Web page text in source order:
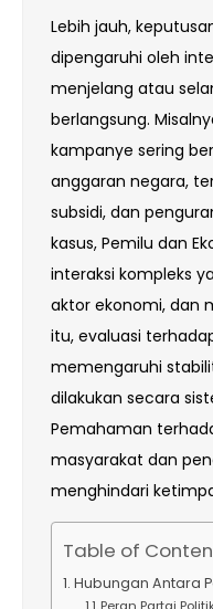
Lebih jauh,
dipengaruhi oleh
menjelang atau
berlangsung.
kampanye sering
anggaran negara,
subsidi, dan
kasus, Pemilu dan
interaksi kompleks
aktor ekonomi, dan
itu, evaluasi
memengaruhi
dilakukan secara
Pemahaman
masyarakat dan
menghindari
Table of
Hubungan Antara
Peran Partai